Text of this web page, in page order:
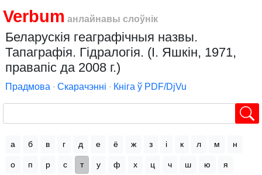
Verbum анлайнавы слоўнік
Беларускія геаграфічныя назвы.
Тапаграфія. Гідралогія. (І. Яшкін, 1971,
правапіс да 2008 г.)
Прадмова ∙ Скарачэнні ∙ Кніга ў PDF/DjVu
а б в г д е ё ж з і к л м н
о п р с т у ф х ц ч ш ю я